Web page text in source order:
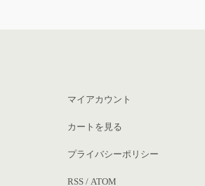
マイアカウント
カートを見る
プライバシーポリシー
RSS/ ATOM